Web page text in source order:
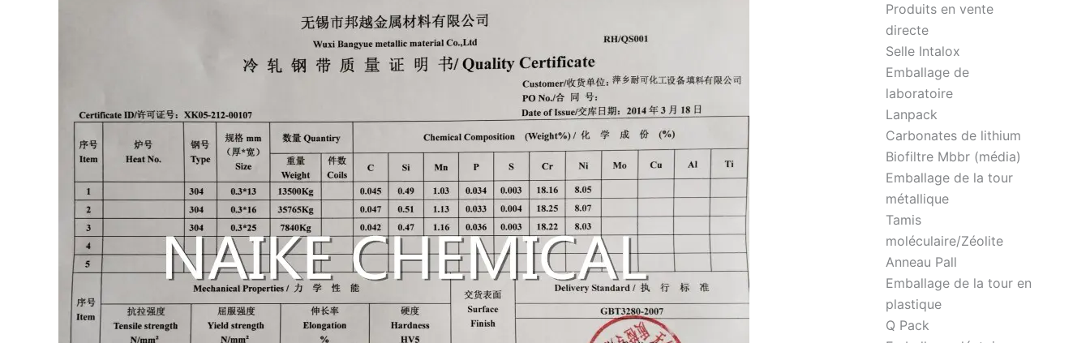
Produits en vente
directe
Selle Intalox
Emballage de
laboratoire
Lanpack
Carbonates de lithium
Biofiltre Mbbr (média)
Emballage de la tour
métallique
Tamis
moléculaire/Zéolite
Anneau Pall
Emballage de la tour en
plastique
Q Pack